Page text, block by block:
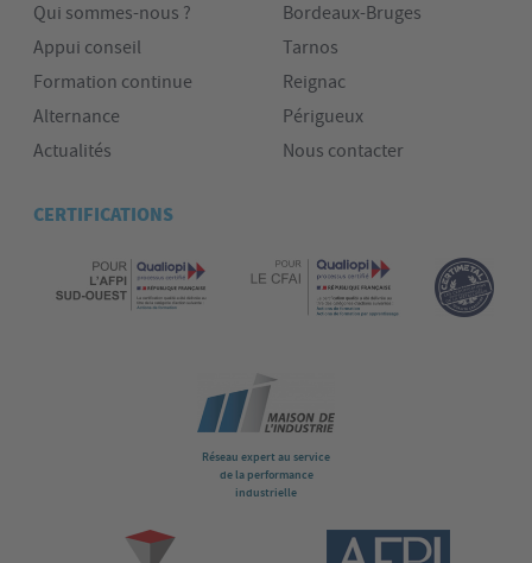
Qui sommes-nous ?
Appui conseil
Formation continue
Alternance
Actualités
Bordeaux-Bruges
Tarnos
Reignac
Périgueux
Nous contacter
CERTIFICATIONS
Réseau expert au service
de la performance
industrielle